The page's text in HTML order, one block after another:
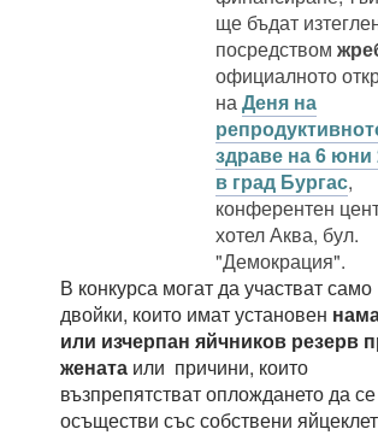
ще бъдат
посредством
официалното
наДеня на
здраве на 6 юни
в град Бургас,
конферентен
хотел Аква, бул.
"Демокрация".
В конкурса могат да участват само
двойки, които имат установен
или изчерпан яйчников резерв
жената или причини, които
възпрепятстват оплождането да се
осъществи със собствени